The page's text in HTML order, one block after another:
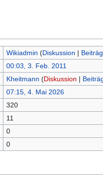
Wikiadmin (Diskussion |
00:03, 3. Feb. 2011
Kheitmann (Diskussion |
07:15, 4. Mai 2026
320
11
0
0